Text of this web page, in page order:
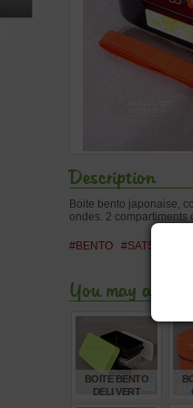
Description
Boite bento japonaise,
ondes. 2 compartiments
#BENTO #SATSUKI
You may also like
BOITE BENTO
DELI VERT